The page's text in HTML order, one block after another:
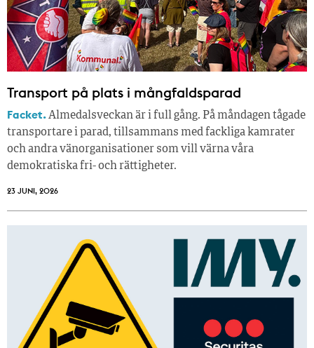
Transport på plats i mångfaldsparad
Facket.Almedalsveckan är i full gång. På måndagen tågade
transportare i parad, tillsammans med fackliga kamrater
och andra vänorganisationer som vill värna våra
demokratiska fri- och rättigheter.
23 JUNI, 2026